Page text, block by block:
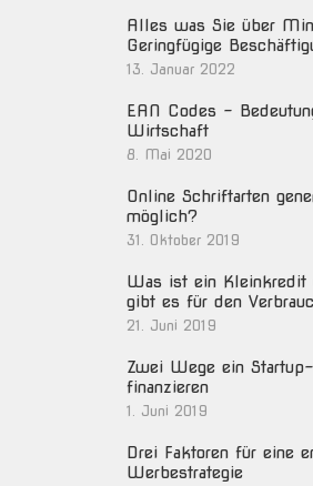
Alles was Sie über
Geringfügige
13. Januar 2022
EAN Codes –
Wirtschaft
8. Mai 2020
Online Schriftarten
möglich?
31. Oktober 2019
Was ist ein Kleinkredit
gibt es für den
21. Juni 2019
Zwei Wege ein
finanzieren
1. Juni 2019
Drei Faktoren für eine
Werbestrategie